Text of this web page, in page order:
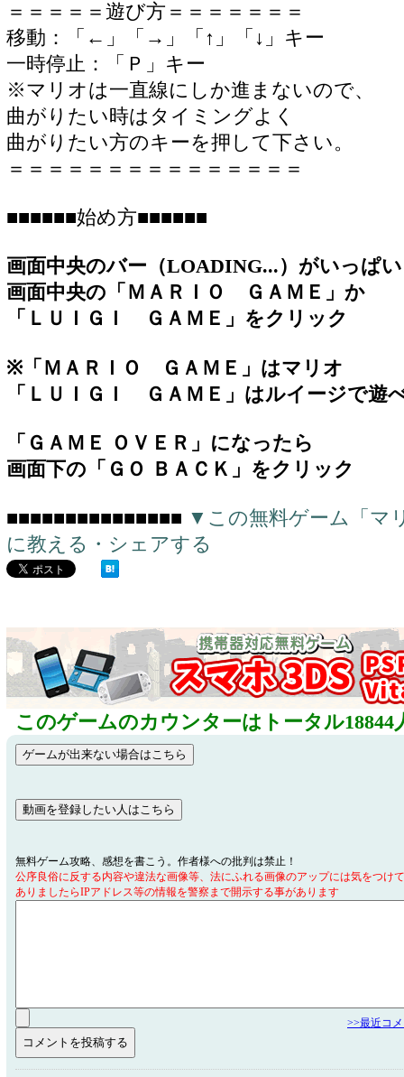
＝＝＝＝＝遊び方＝＝＝＝＝＝＝
移動：「←」「→」「↑」「↓」キー
一時停止：「Ｐ」キー
※マリオは一直線にしか進まないので、
曲がりたい時はタイミングよく
曲がりたい方のキーを押して下さい。
＝＝＝＝＝＝＝＝＝＝＝＝＝＝＝
■■■■■■始め方■■■■■■
画面中央のバー（LOADING...）がいっぱ
画面中央の「ＭＡＲＩＯ ＧＡＭＥ」か
「ＬＵＩＧＩ ＧＡＭＥ」をクリック
※「ＭＡＲＩＯ ＧＡＭＥ」はマリオ
「ＬＵＩＧＩ ＧＡＭＥ」はルイージで遊
「ＧＡＭＥ ＯＶＥＲ」になったら
画面下の「ＧＯ ＢＡＣＫ」をクリック
■■■■■■■■■■■■■■■ ▼この無料ゲーム「マ
に教える・シェアする
このゲームのカウンターはトータル18844
無料ゲーム攻略、感想を書こう。作者様への批判は禁止！
公序良俗に反する内容や違法な画像等、法にふれる画像のアップには気をつけ
ありましたらIPアドレス等の情報を警察まで開示する事があります
>>最近コ